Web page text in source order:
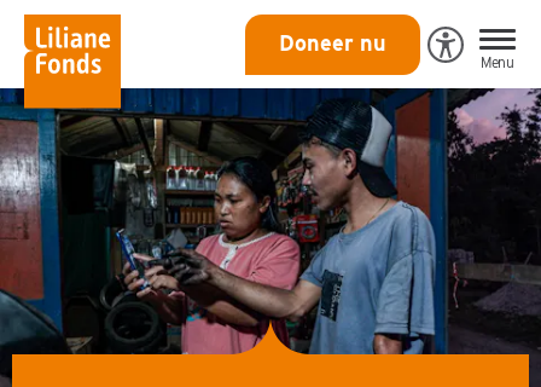
Liliane
Fonds
Doneer nu
Open
Able
Menu